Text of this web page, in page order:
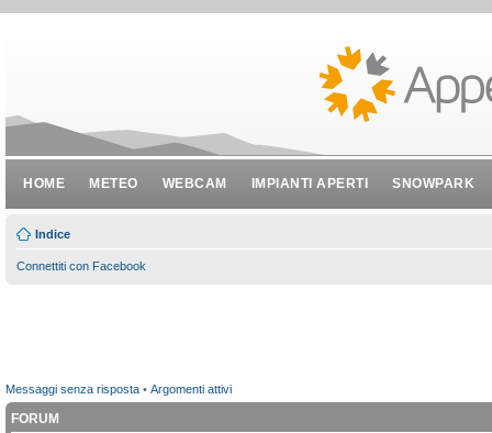
HOME METEO WEBCAM IMPIANTI APERTI SNOWPARK
Indice
Connettiti con Facebook
Messaggi senza risposta • Argomenti attivi
FORUM